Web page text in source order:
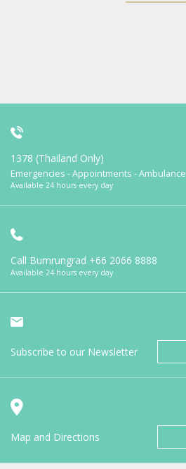
1378 (Thailand Only)
Emergencies - Appointments - Ambulance
Available 24 hours every day
Call Bumrungrad +66 2066 8888
Available 24 hours every day
Subscribe to our Newsletter
Map and Directions